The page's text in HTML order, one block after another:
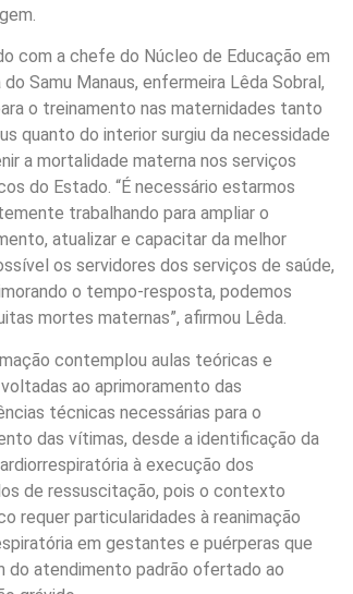
com a chefe do Núcleo de Educação em
do Samu Manaus, enfermeira Lêda Sobral,
o treinamento nas maternidades tanto
quanto do interior surgiu da necessidade
a mortalidade materna nos serviços
do Estado. “É necessário estarmos
trabalhando para ampliar o
atualizar e capacitar da melhor
os servidores dos serviços de saúde,
o tempo-resposta, podemos
mortes maternas”, afirmou Lêda.
contemplou aulas teóricas e
ao aprimoramento das
técnicas necessárias para o
das vítimas, desde a identificação da
à execução dos
de ressuscitação, pois o contexto
requer particularidades à reanimação
em gestantes e puérperas que
do atendimento padrão ofertado ao